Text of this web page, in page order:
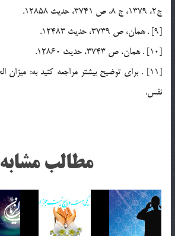
ج2، 1379، ج 8، ص 3741، حديث 12858.
[9] . همان، ص 3739، حديث 12483.
[10] . همان، ص 3743، حديث 12860.
نفس.
مطالب مشابه